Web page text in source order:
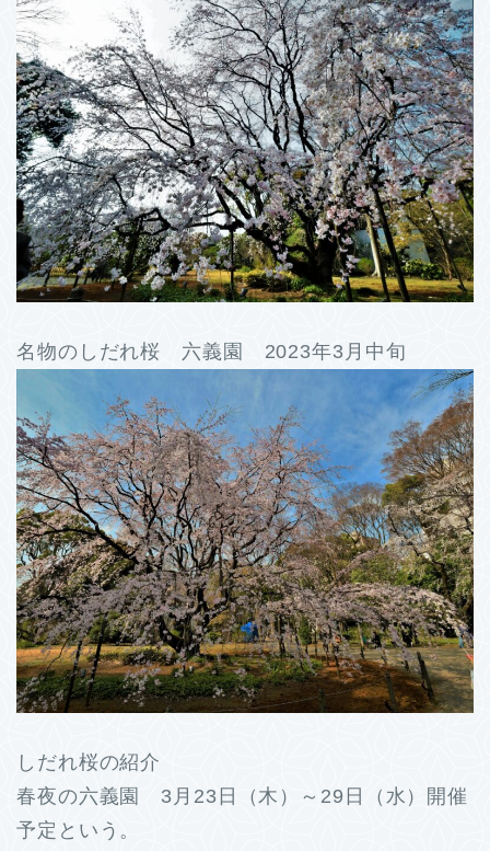
名物のしだれ桜 六義園 2023年3月中旬
しだれ桜の紹介
春夜の六義園 3月23日（木）～29日（水）開催
予定という。